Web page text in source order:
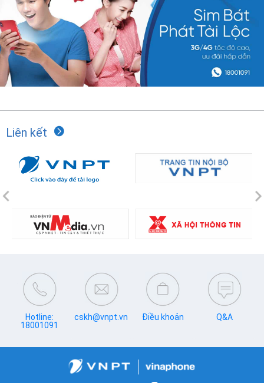
Liên kết
Previous
Hotline:
18001091
cskh@vnpt.vn Điều khoản Q&A